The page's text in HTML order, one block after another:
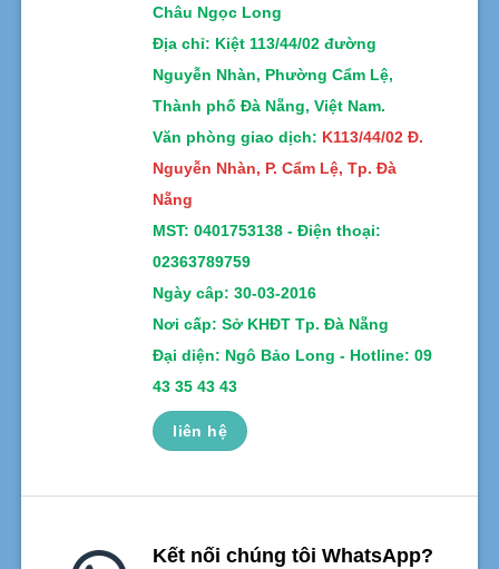
Châu Ngọc Long
Địa chỉ: Kiệt 113/44/02 đường
Nguyễn Nhàn, Phường Cẩm Lệ,
Thành phố Đà Nẵng, Việt Nam.
Văn phòng giao dịch: K113/44/02 Đ.
Nguyễn Nhàn, P. Cẩm Lệ, Tp. Đà
Nẵng
MST: 0401753138 - Điện thoại:
02363789759
Ngày câp: 30-03-2016
Nơi cấp: Sở KHĐT Tp. Đà Nẵng
Đại diện: Ngô Bảo Long - Hotline: 09
43 35 43 43
liên hệ
Kết nối chúng tôi WhatsApp?